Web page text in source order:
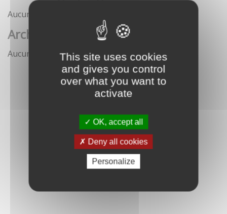
This site uses cookies
and gives you control
over what you want to
activate
OK, accept all
Deny all cookies
Personalize
Aucune démarche pour le moment
Archéologie sous-marine
Aucune démarche pour le moment